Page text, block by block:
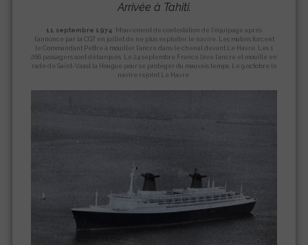
Arrivée à Tahiti.
11 septembre 1974 : Mouvement de contestation de l’équipage après
l’annonce par la CGT en juillet de ne plus exploiter le navire. Les mutins forcent
le Commandant Pettre à mouiller l’ancre dans le chenal devant Le Havre. Les 1
266 passagers sont débarqués. Le 24 septembre France lève l’ancre et mouille en
rade de Saint-Vaast la Hougue pour se protéger du mauvais temps. Le 9 octobre le
navire rejoint Le Havre.